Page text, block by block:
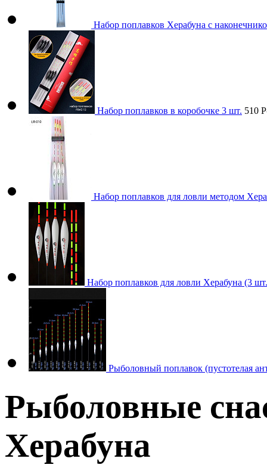
Набор поплавков Херабуна с
Набор поплавков в коробочке 3 шт. 510 P
Набор поплавков для ловли методом
Набор поплавков для ловли Херабуна (3
Рыболовный поплавок (пустотелая
Рыболовные
Херабуна